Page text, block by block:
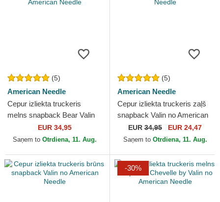
(5)
American Needle
Cepur izliekta truckeris
melns snapback Bear Valin
no American Needle
EUR 34,95
Saņem to Otrdiena, 11. Aug.
(5)
American Needle
Cepur izliekta truckeris zaļš
snapback Valin no American
Needle
EUR 34,95 EUR 24,47
Saņem to Otrdiena, 11. Aug.
-30%